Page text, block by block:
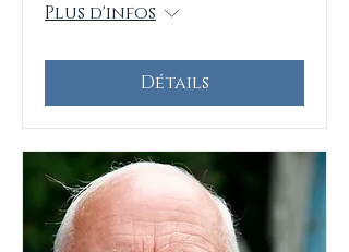
Plus d'infos
Détails